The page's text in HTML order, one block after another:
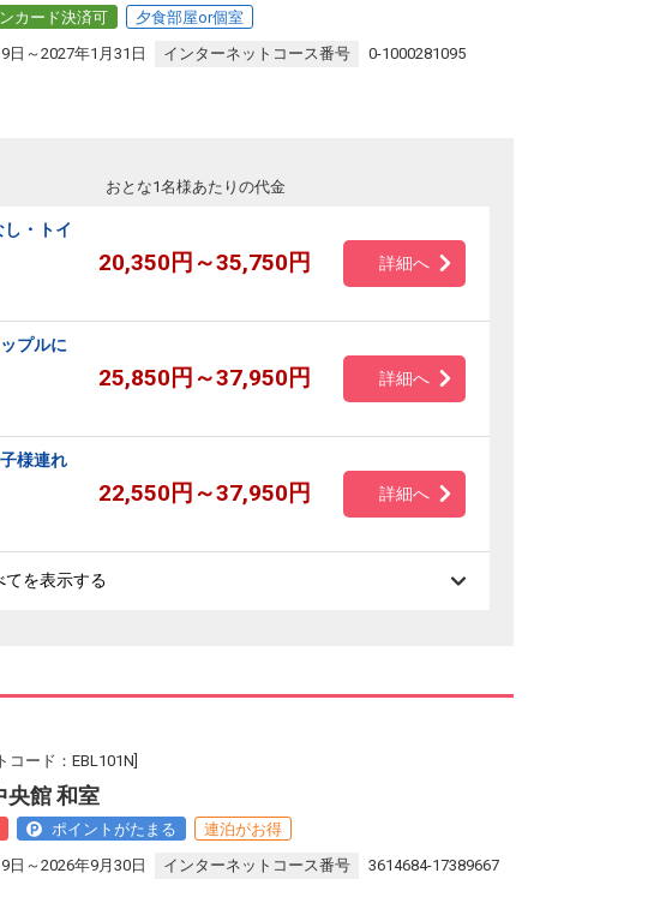
カード決済可
夕食部屋or個室
日～2027年1月31日 インターネットコース番号 0-1000281095
おとな1名様あたりの代金
・トイ
20,350円～35,750円 詳細へ
プルに
25,850円～37,950円 詳細へ
様連れ
22,550円～37,950円 詳細へ
てを表示する
コード：EBL101N]
央館 和室
ポイントがたまる
連泊がお得
日～2026年9月30日 インターネットコース番号 3614684-17389667